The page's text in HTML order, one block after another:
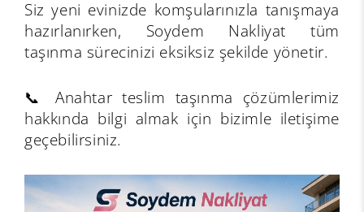
Siz yeni evinizde komşularınızla tanışmaya
hazırlanırken, Soydem Nakliyat tüm
taşınma sürecinizi eksiksiz şekilde yönetir.
📞 Anahtar teslim taşınma çözümlerimiz
hakkında bilgi almak için bizimle iletişime
geçebilirsiniz.